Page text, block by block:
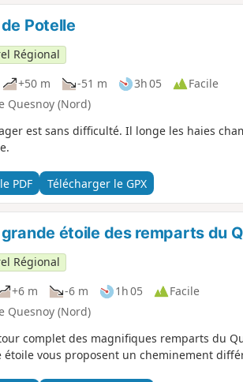
Potelle
Régional
+50 m -51 m 3h 05
Facile
Quesnoy (Nord)
est sans difficulté. Il longe les haies
PDF Télécharger le GPX
étoile des remparts du
Régional
+6 m -6 m 1h 05
Facile
Quesnoy (Nord)
complet des magnifiques remparts du
vous proposent un cheminement